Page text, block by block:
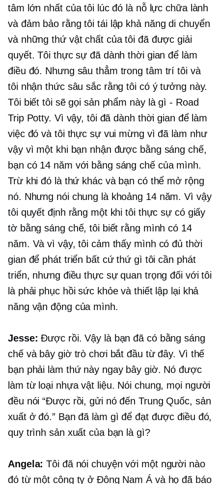
tâm lớn nhất của tôi lúc đó là nỗ lực chữa lành
và đảm bảo rằng tôi tái lập khả năng di chuyển
và những thứ vật chất của tôi đã được giải
quyết. Tôi thực sự đã dành thời gian để làm
điều đó. Nhưng sâu thẳm trong tâm trí tôi và
tôi nhận thức sâu sắc rằng tôi có ý tưởng này.
Tôi biết tôi sẽ gọi sản phẩm này là gì - Road
Trip Potty. Vì vậy, tôi đã dành thời gian để làm
việc đó và tôi thực sự vui mừng vì đã làm như
vậy vì một khi bạn nhận được bằng sáng chế,
bạn có 14 năm với bằng sáng chế của mình.
Trừ khi đó là thứ khác và bạn có thể mở rộng
nó. Nhưng nói chung là khoảng 14 năm. Vì vậy
tôi quyết định rằng một khi tôi thực sự có giấy
tờ bằng sáng chế, tôi biết rằng mình có 14
năm. Và vì vậy, tôi cảm thấy mình có đủ thời
gian để phát triển bất cứ thứ gì tôi cần phát
triển, nhưng điều thực sự quan trọng đối với tôi
là phải phục hồi sức khỏe và thiết lập lại khả
năng vận động của mình.
Jesse: Được rồi. Vậy là bạn đã có bằng sáng
chế và bây giờ trò chơi bắt đầu từ đây. Vì thế
bạn phải làm thứ này ngay bây giờ. Nó được
làm từ loại nhựavật liệu. Nói chung, mọi người
đều nói “Được rồi, gửi nó đến Trung Quốc, sản
xuất ở đó.” Bạn đã làm gì để đạt được điều đó,
quy trình sản xuất của bạn là gì?
Angela: Tôi đã nói chuyện với một người nào
đó từ một công ty ở Đông Nam Á và họ đã báo